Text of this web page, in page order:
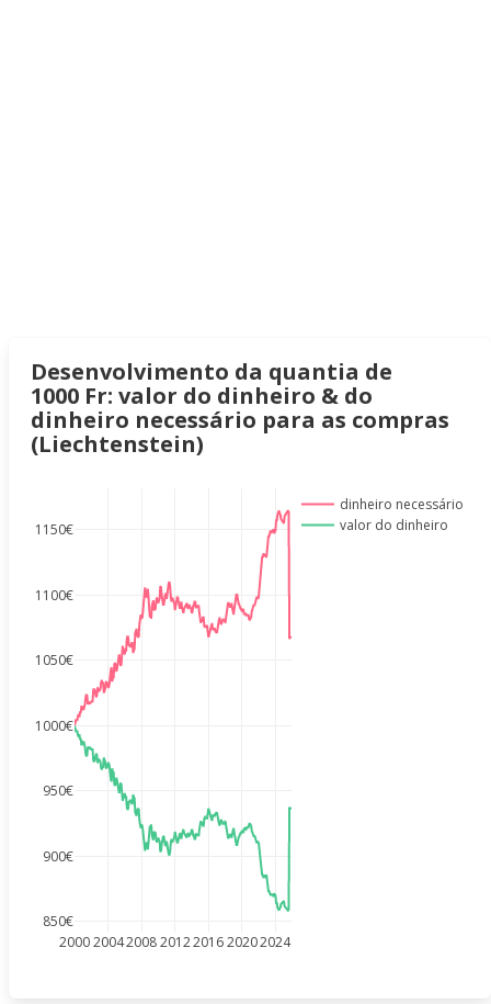
Desenvolvimento da quantia de
1000 Fr: valor do dinheiro & do
dinheiro necessário para as compras
(Liechtenstein)
2000200420082012201620202024
850€
900€
950€
1000€
1050€
1100€
1150€
dinheiro necessário
valor do dinheiro